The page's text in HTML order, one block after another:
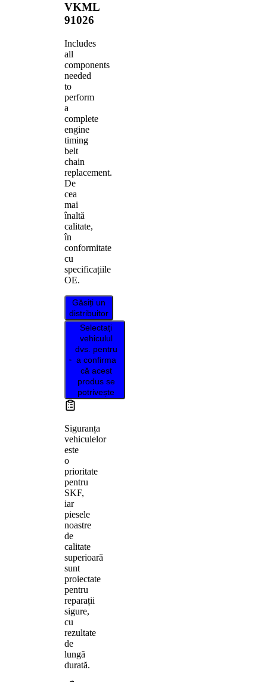
VKML
91026
Includes
all
components
needed
to
perform
a
complete
engine
timing
belt
chain
replacement.
De
cea
mai
înaltă
calitate,
în
conformitate
cu
specificațiile
OE.
Găsiți un
distribuitor
Selectați
vehiculul
dvs. pentru
a confirma
că acest
produs se
potrivește
Siguranța
vehiculelor
este
o
prioritate
pentru
SKF,
iar
piesele
noastre
de
calitate
superioară
sunt
proiectate
pentru
reparații
sigure,
cu
rezultate
de
lungă
durată.